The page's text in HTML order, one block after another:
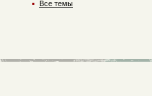
Все темы